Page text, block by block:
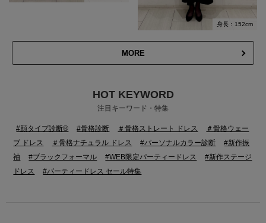
身長：152cm
MORE
HOT KEYWORD
注目キーワード・特集
#顔タイプ診断® #骨格診断 ＃骨格ストレート ドレス
＃骨格ウェー
ブ ドレス
＃骨格ナチュラル ドレス #パーソナルカラー診断
#新作振
袖
#ブラックフォーマル #WEB限定パーティードレス
#新作ステージ
ドレス
#パーティードレス セール特集